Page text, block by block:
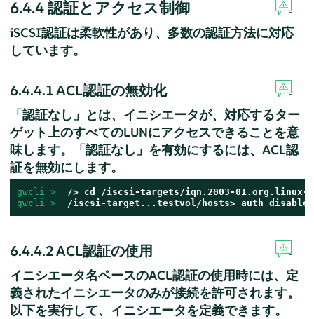
6.4.4認証とアクセス制御
iSCSI認証は柔軟性があり、多数の認証方法に対応
しています。
6.4.4.1ACL認証の無効化
「認証なし」 とは、イニシエータが、対応するター
ゲット上のすべてのLUNにアクセスできることを意
味します。「認証なし」 を有効にするには、ACL認
証を無効にします。
gwcli >
/> cd /iscsi-targets/iqn.2003-
gwcli >
/iscsi-target...testvol/hosts> auth
6.4.4.2ACL認証の使用
イニシエータ名ベースのACL認証の使用時には、定
義されたイニシエータのみが接続を許可されます。
以下を実行して、イニシエータを定義できます。